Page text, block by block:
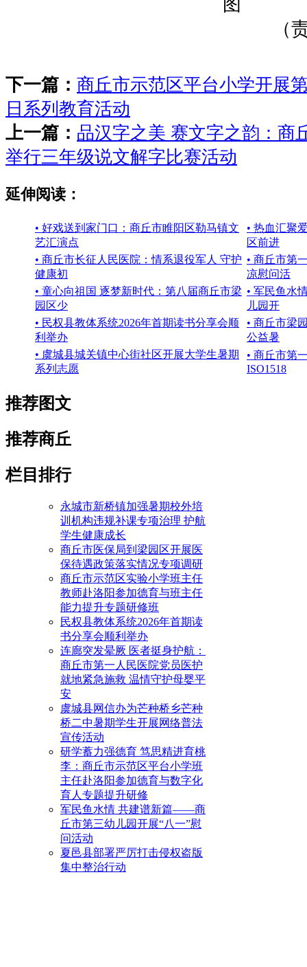
（
下一篇： 商丘市示范区平台小学开展
日系列教育活动
上一篇： 品汉字之美 赛文字之韵：商
举行三年级说文解字比赛活动
延伸阅读：
• 好戏送到家门口：商丘市睢阳区勒马镇文
艺汇演点
• 热血汇聚
区前进
• 商丘市长征人民医院：情系退役军人 守护
健康初
• 商丘市第
凉慰问活
• 童心向祖国 逐梦新时代：第八届商丘市梁
园区少
• 军民鱼水
儿园开
• 民权县教体系统2026年首期读书分享会顺
利举办
• 商丘市梁
公益暑
• 虞城县城关镇中心街社区开展大学生暑期
系列志愿
• 商丘市第
ISO1518
推荐图文
推荐商丘
栏目排行
永城市新桥镇加强暑期校外培
训机构违规补课专项治理 护航
学生健康成长
商丘市医保局到梁园区开展医
保待遇政策落实情况专项调研
商丘市示范区实验小学班主任
教师赴洛阳参加德育与班主任
能力提升专题研修班
民权县教体系统2026年首期读
书分享会顺利举办
连廊突发晕厥 医者挺身护航：
商丘市第一人民医院党员医护
就地紧急施救 温情守护母婴平
安
虞城县网信办为芒种桥乡芒种
桥二中暑期学生开展网络普法
宣传活动
研学蓄力强德育 笃思精进育桃
李：商丘市示范区平台小学班
主任赴洛阳参加德育与数字化
育人专题提升研修
军民鱼水情 共建谱新篇——商
丘市第三幼儿园开展“八一”慰
问活动
夏邑县部署严厉打击侵权盗版
集中整治行动